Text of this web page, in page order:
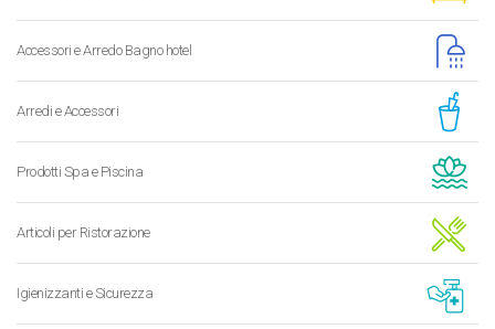
Accessori e Arredo Bagno hotel
Arredi e Accessori
Prodotti Spa e Piscina
Articoli per Ristorazione
Igienizzanti e Sicurezza